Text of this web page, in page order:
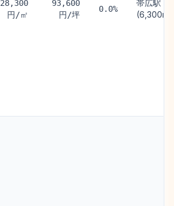
28,300
円/㎡
93,600
円/坪
0.0%
帯広駅
(6,300m)